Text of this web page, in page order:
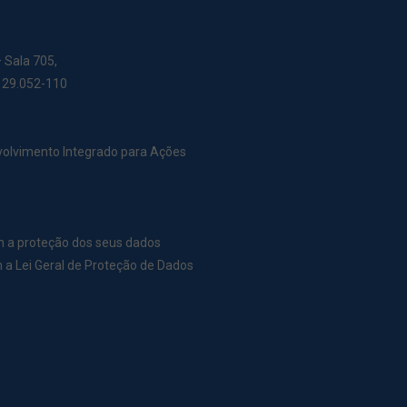
Sala 705,
110
Integrado para Ações
a proteção dos seus dados
Lei Geral de Proteção de Dados